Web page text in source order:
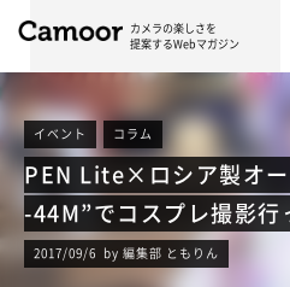
カメラの楽しさを
提案するWebマガジン
イベント コラム
PEN Lite×ロシア製オ
-44M”でコスプレ撮影行
2017/09/6 by 編集部 ともりん